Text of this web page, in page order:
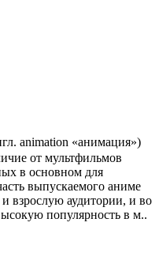
animation «анимация»)
от мультфильмов
в основном для
выпускаемого аниме
взрослую аудитории, и во
популярность в м..